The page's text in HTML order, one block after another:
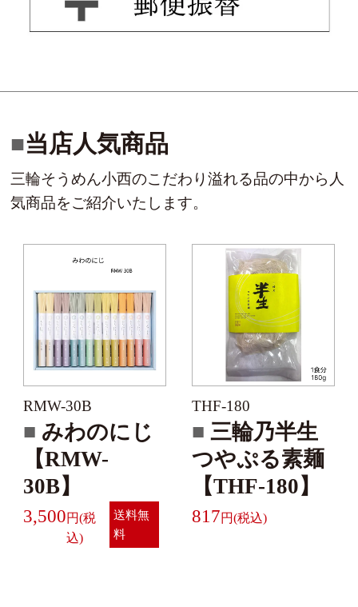
当店人気商品
三輪そうめん小西のこだわり溢れる品の中から人
気商品をご紹介いたします。
RMW-30B
みわのにじ
【RMW-
30B】
3,500
送料無
料
THF-180
三輪乃半生
つやぷる素麺
【THF-180】
817